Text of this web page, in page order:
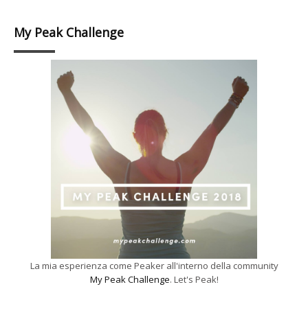
My Peak Challenge
La mia esperienza come Peaker all'interno della community
My Peak Challenge. Let's Peak!